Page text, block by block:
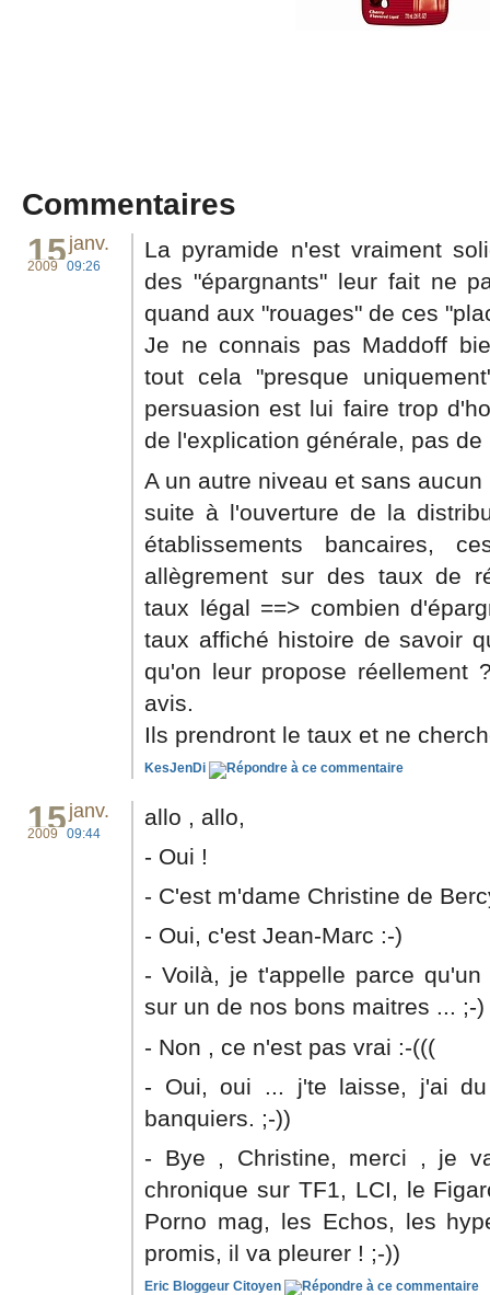
Commentaires
15 janv.
2009 09:26
La pyramide n'est vraiment
des "épargnants" leur fait ne
quand aux "rouages" de ces
Je ne connais pas Maddoff
tout cela "presque
persuasion est lui faire trop
de l'explication générale, pas
A un autre niveau et sans
suite à l'ouverture de la
établissements bancaires,
allègrement sur des taux de
taux légal ==> combien
taux affiché histoire de savoir
qu'on leur propose réellement
avis.
Ils prendront le taux et ne
KesJenDi
15 janv.
2009 09:44
allo , allo,
- Oui !
- C'est m'dame Christine de
- Oui, c'est Jean-Marc :-)
- Voilà, je t'appelle parce
sur un de nos bons maitres ... ;-)
- Non , ce n'est pas vrai :-(((
- Oui, oui ... j'te laisse, j'ai
banquiers. ;-))
- Bye , Christine, merci , je
chronique sur TF1, LCI, le
Porno mag, les Echos, les
promis, il va pleurer ! ;-))
Eric Bloggeur Citoyen